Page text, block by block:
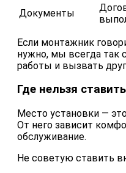
Документы
Если монтажник
нужно, мы всегда так
работы и вызвать
Где нельзя
Место установки —
От него зависит
обслуживание.
Не советую ставить